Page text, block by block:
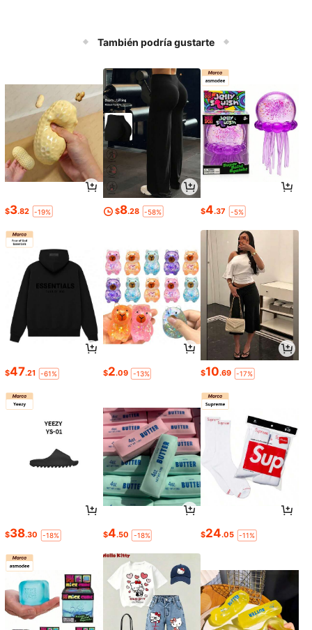
También podría gustarte
$3.82 -19% $8.28 -58% $4.37 -5%
$47.21 -61% $2.09 -13% $10.69 -17%
$38.30 -18% $4.50 -18% $24.05 -11%